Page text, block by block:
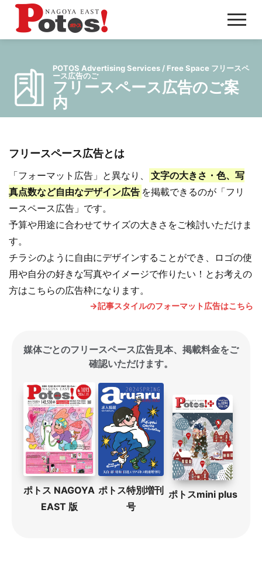
メ
ニ
ー
POTOS Advertising Services / Free Space フリースペ
ース広告のご
フリースペース広告のご案
内
フリースペース広告とは
「フォーマット広告」と異なり、
文字の大きさ・色、写
真点数など自由なデザイン広告 を掲載できるのが「フリ
ースペース広告」です。
予算や用途に合わせてサイズの大きさをご検討いただけま
す。
チラシのように自由にデザインすることができ、ロゴの使
用や自分の好きな写真やイメージで作りたい！とお考えの
方はこちらの広告枠になります。
→記事スタイルのフォーマット広告はこちら
媒体ごとのフリースペース広告見本、掲載料金をご
確認いただけます。
ポトス NAGOYA
EAST 版
ポトス特別増刊
号
ポトスmini plus